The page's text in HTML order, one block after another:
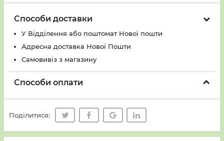
Способи доставки
У Вiддiлення або поштомат Нової пошти
Адресна доставка Нової Пошти
Самовивіз з магазину
Способи оплати
Поділитися: